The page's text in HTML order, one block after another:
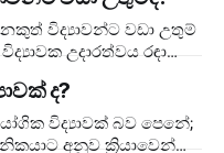
විද්‍යාවන්ට වඩා උතුම්
උදාරත්වය රඳා
ද?
විද්‍යාවක් බව පෙනේ;
අනුව ක්‍රියාවෙන්